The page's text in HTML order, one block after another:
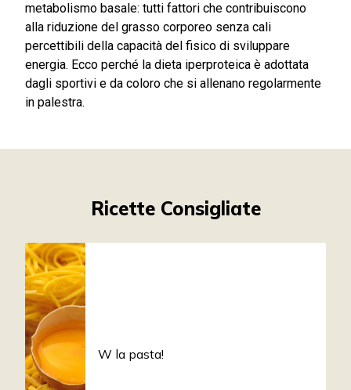
metabolismo basale: tutti fattori che contribuiscono
alla riduzione del grasso corporeo senza cali
percettibili della capacità del fisico di sviluppare
energia. Ecco perché la dieta iperproteica è adottata
dagli sportivi e da coloro che si allenano regolarmente
in palestra.
Ricette Consigliate
W la pasta!